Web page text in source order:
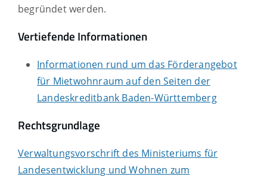
begründet werden.
Vertiefende Informationen
Informationen rund um das Förderangebot
für Mietwohnraum auf den Seiten der
Landeskreditbank Baden-Württemberg
Rechtsgrundlage
Verwaltungsvorschrift des Ministeriums für
Landesentwicklung und Wohnen zum